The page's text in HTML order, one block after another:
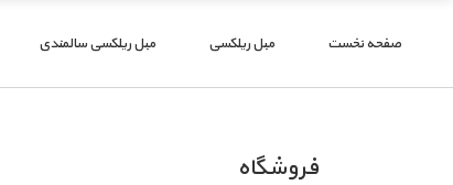
صفحه نخست مبل ریلکسی مبل ریلکسی سالمندی
فروشگاه